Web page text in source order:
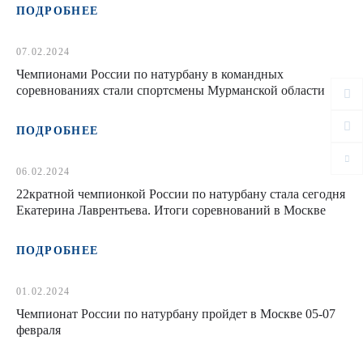
ПОДРОБНЕЕ
07.02.2024
Чемпионами России по натурбану в командных
соревнованиях стали спортсмены Мурманской области
ПОДРОБНЕЕ
06.02.2024
22кратной чемпионкой России по натурбану стала сегодня
Екатерина Лаврентьева. Итоги соревнований в Москве
ПОДРОБНЕЕ
01.02.2024
Чемпионат России по натурбану пройдет в Москве 05-07
февраля